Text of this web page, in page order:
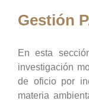
Gestión
En esta
investigación
de oficio por
materia